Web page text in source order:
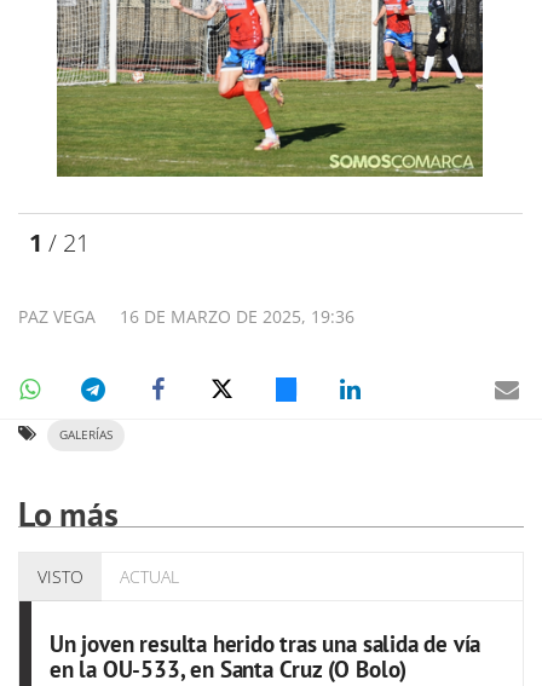
1 / 21
16 DE MARZO DE 2025, 19:36
PAZ VEGA
GALERÍAS
Lo más
VISTO ACTUAL
Un joven resulta herido tras una salida de vía
en la OU-533, en Santa Cruz (O Bolo)